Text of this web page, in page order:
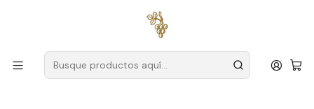
para pedidos superiores a
Productores Duero
Granja Seara D'Ordens
Seara D Ordens Reserva 2024 Duero Blanco 75cl